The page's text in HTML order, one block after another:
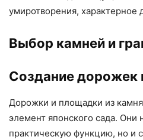
умиротворения, характерное
Выбор камней и
Создание дорожек
Дорожки и площадки из
элемент японского сада. Они
практическую функцию, но и